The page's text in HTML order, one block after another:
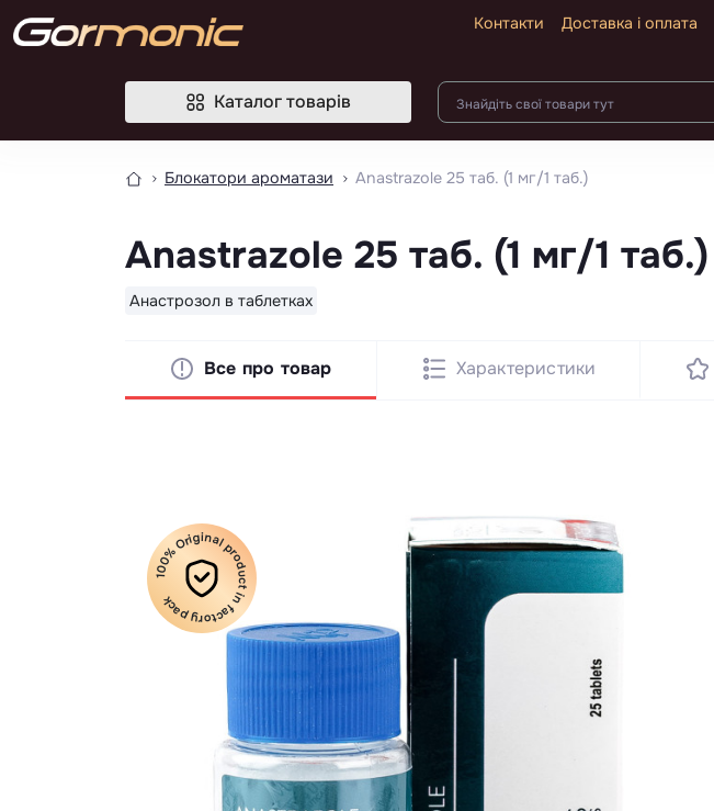
Контакти Доставка і оплата
Каталог товарів
Блокатори ароматази Anastrazole 25 таб. (1 мг/1 таб.)
Anastrazole 25 таб. (1 мг/1 таб.)
Анастрозол в таблетках
Все про товар Характеристики
100% Original product in factory pack